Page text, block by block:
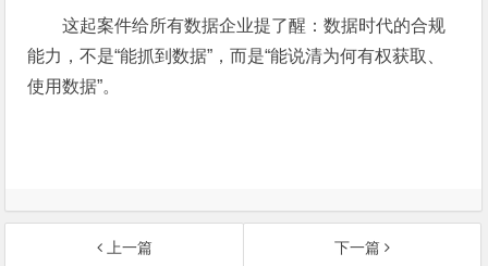
这起案件给所有数据企业提了醒：数据时代的合规
能力，不是“能抓到数据”，而是“能说清为何有权获取、
使用数据”。
上一篇 下一篇